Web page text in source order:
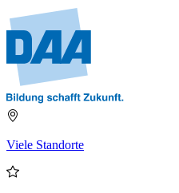
Viele Standorte